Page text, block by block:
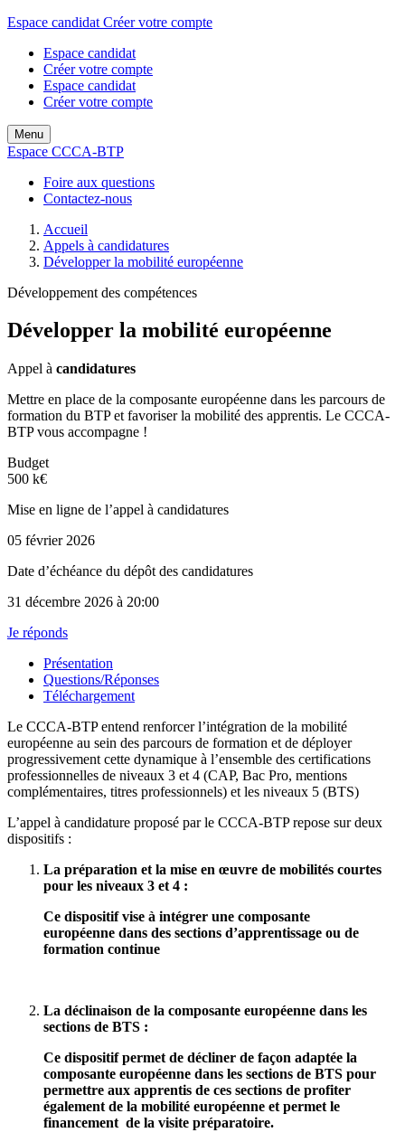
Espace candidat Créer votre compte
Espace candidat
Créer votre compte
Espace candidat
Créer votre compte
Menu
Espace CCCA-BTP
Foire aux questions
Contactez-nous
Accueil
Appels à candidatures
Développer la mobilité européenne
Développement des compétences
Développer la mobilité européenne
Appel à candidatures
Mettre en place de la composante européenne dans les parcours de
formation du BTP et favoriser la mobilité des apprentis. Le CCCA-
BTP vous accompagne !
Budget
500 k€
Mise en ligne de l’appel à candidatures
05 février 2026
Date d’échéance du dépôt des candidatures
31 décembre 2026 à 20:00
Je réponds
Présentation
Questions/Réponses
Téléchargement
Le CCCA‑BTP entend renforcer l’intégration de la mobilité
européenne au sein des parcours de formation et de déployer
progressivement cette dynamique à l’ensemble des certifications
professionnelles de niveaux 3 et 4 (CAP, Bac Pro, mentions
complémentaires, titres professionnels) et les niveaux 5 (BTS)
L’appel à candidature proposé par le CCCA-BTP repose sur deux
dispositifs :
La préparation et la mise en œuvre de mobilités courtes
pour les niveaux 3 et 4 :
Ce dispositif vise à intégrer une composante
européenne dans des sections d’apprentissage ou de
formation continue
La déclinaison de la composante européenne dans les
sections de BTS :
Ce dispositif permet de décliner de façon adaptée la
composante européenne dans les sections de BTS pour
permettre aux apprentis de ces sections de profiter
également de la mobilité européenne et permet le
financement de la visite préparatoire.